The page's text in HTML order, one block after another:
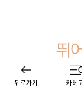
뒤로가기 카테